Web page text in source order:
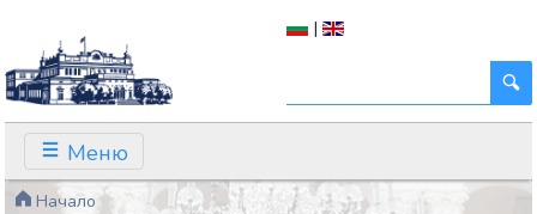
|
Меню
Начало